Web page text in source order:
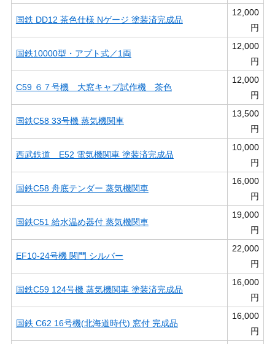
国鉄 DD12 茶色仕様 Nゲージ 塗装済完成品
12,000
円
国鉄10000型・アプト式／1両
12,000
円
C59 ６７号機 大窓キャブ試作機 茶色
12,000
円
国鉄C58 33号機 蒸気機関車
13,500
円
西武鉄道 E52 電気機関車 塗装済完成品
10,000
円
国鉄C58 舟底テンダー 蒸気機関車
16,000
円
国鉄C51 給水温め器付 蒸気機関車
19,000
円
EF10-24号機 関門 シルバー
22,000
円
国鉄C59 124号機 蒸気機関車 塗装済完成品
16,000
円
国鉄 C62 16号機(北海道時代) 窓付 完成品
16,000
円